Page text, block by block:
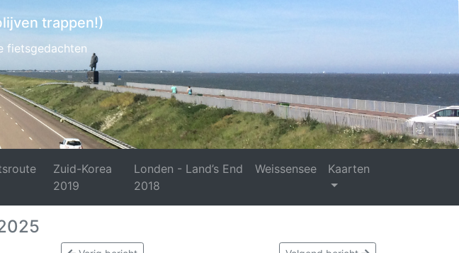
trappen!)
fietsgedachten
Zuid-Korea
2019
Londen - Land’s End
2018
Weissensee Kaarten